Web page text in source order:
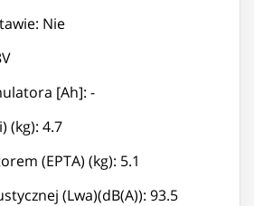
Nie
[Ah]: -
(kg): 4.7
(EPTA) (kg): 5.1
(Lwa)(dB(A)): 93.5